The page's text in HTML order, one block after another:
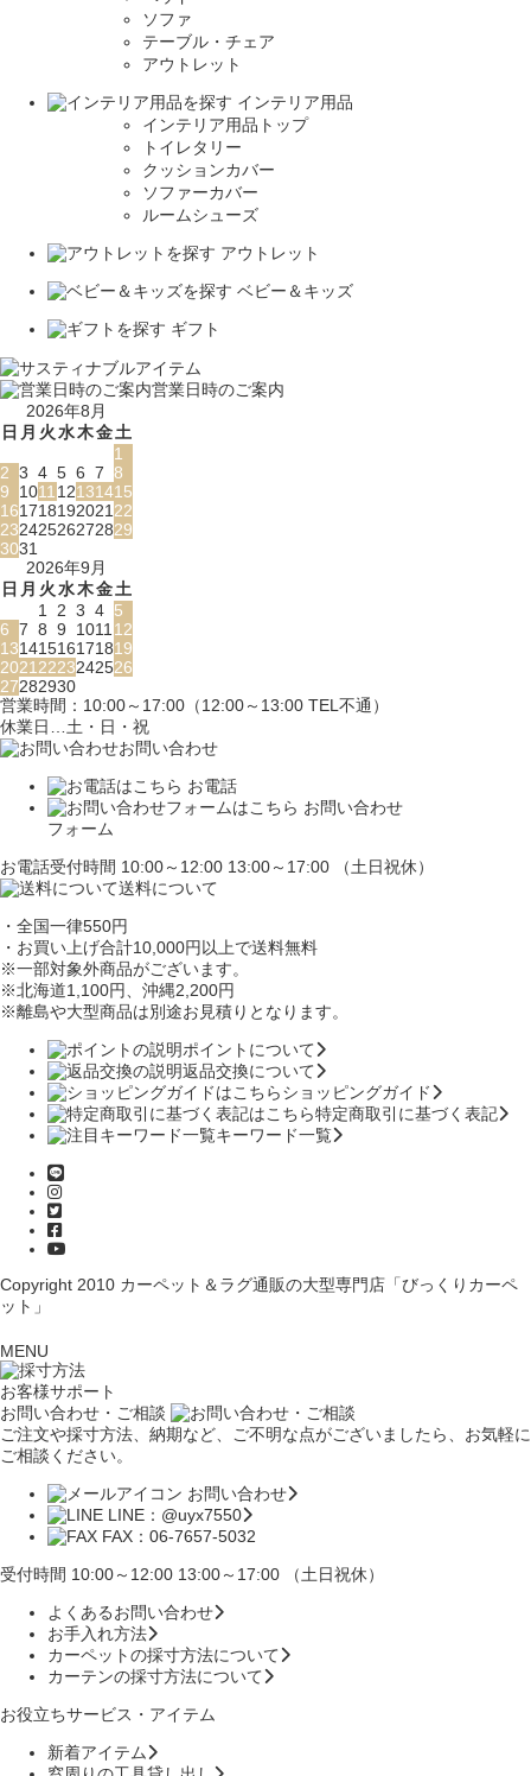
ソファ
テーブル・チェア
アウトレット
インテリア用品
インテリア用品トップ
トイレタリー
クッションカバー
ソファーカバー
ルームシューズ
アウトレット
ベビー＆キッズ
ギフト
営業日時のご案内
2026年8月
日 月 火水木金土
1
2 3 4 5 6 7 8
9
101112131415
16171819202122
23242526272829
3031
2026年9月
日 月 火水木金土
1 2 3 4 5
6 7 8 9 101112
13141516171819
20212223242526
27282930
営業時間：10:00～17:00（12:00～13:00 TEL不通）
休業日…土・日・祝
お問い合わせ
お電話
お問い合わせ
フォーム
お電話受付時間 10:00～12:00 13:00～17:00 （土日祝休）
送料について
・全国一律550円
・お買い上げ合計10,000円 以上で送料無料
※一部対象外商品がございます。
※北海道1,100円、沖縄2,200円
※離島や大型商品は別途お見積りとなります。
ポイントについて
返品交換について
ショッピングガイド
特定商取引に基づく表記
キーワード一覧
Copyright 2010 カーペット＆ラグ通販の大型専門店「びっくりカーペ
ット」
MENU
お客様サポート
お問い合わせ・ご相談
ご注文や採寸方法、納期など、ご不明な点がございましたら、お気軽に
ご相談ください。
お問い合わせ
LINE：@uyx7550
FAX：06-7657-5032
受付時間 10:00～12:00 13:00～17:00 （土日祝休）
よくあるお問い合わせ
お手入れ方法
カーペットの採寸方法について
カーテンの採寸方法について
お役立ちサービス・アイテム
新着アイテム